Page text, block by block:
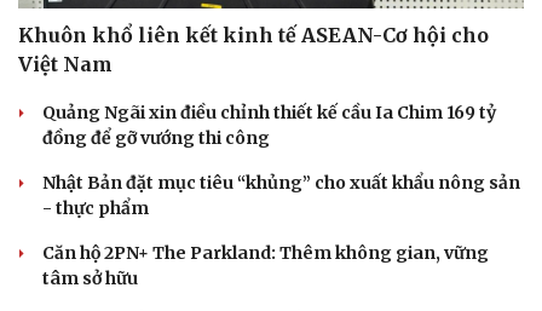
Khuôn khổ liên kết kinh tế ASEAN-Cơ hội cho
Việt Nam
Quảng Ngãi xin điều chỉnh thiết kế cầu Ia Chim 169 tỷ
đồng để gỡ vướng thi công
Nhật Bản đặt mục tiêu “khủng” cho xuất khẩu nông sản
- thực phẩm
Căn hộ 2PN+ The Parkland: Thêm không gian, vững
tâm sở hữu